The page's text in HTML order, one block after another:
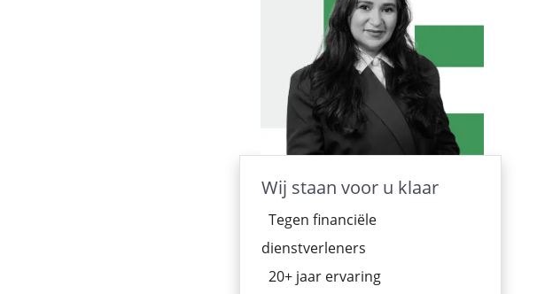
Wij staan voor u klaar
Tegen financiële
dienstverleners
20+ jaar ervaring